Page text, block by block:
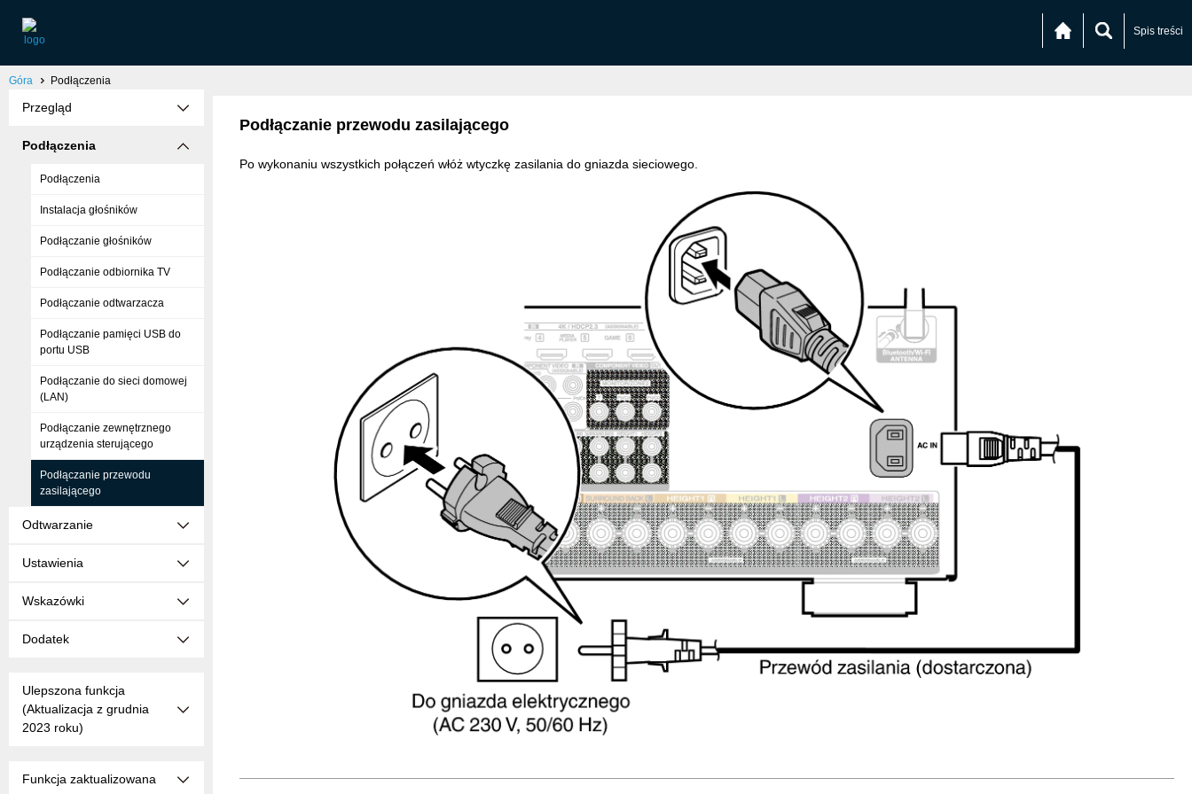
Spis treści
Góra Podłączenia
Przegląd
Podłączenia
Podłączenia
Instalacja głośników
Podłączanie głośników
Podłączanie odbiornika TV
Podłączanie odtwarzacza
Podłączanie pamięci USB do
portu USB
Podłączanie do sieci domowej
(LAN)
Podłączanie zewnętrznego
urządzenia sterującego
Podłączanie przewodu
zasilającego
Odtwarzanie
Ustawienia
Wskazówki
Dodatek
Ulepszona funkcja
(Aktualizacja z grudnia
2023 roku)
Funkcja zaktualizowana
Podłączanie przewodu zasilającego
Po wykonaniu wszystkich połączeń włóż wtyczkę zasilania do gniazda sieciowego.